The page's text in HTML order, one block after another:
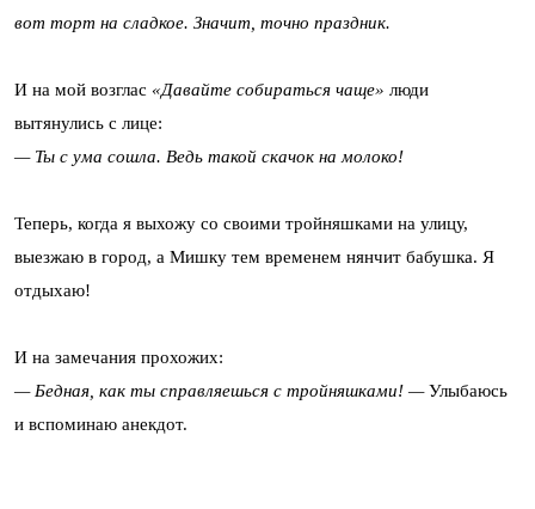
вот торт на сладкое. Значит, точно праздник.
И на мой возглас «Давайте собираться чаще» люди
вытянулись с лице:
— Ты с ума сошла. Ведь такой скачок на молоко!
Теперь, когда я выхожу со своими тройняшками на улицу,
выезжаю в город, а Мишку тем временем нянчит бабушка. Я
отдыхаю!
И на замечания прохожих:
— Бедная, как ты справляешься с тройняшками! —Улыбаюсь
и вспоминаю анекдот.